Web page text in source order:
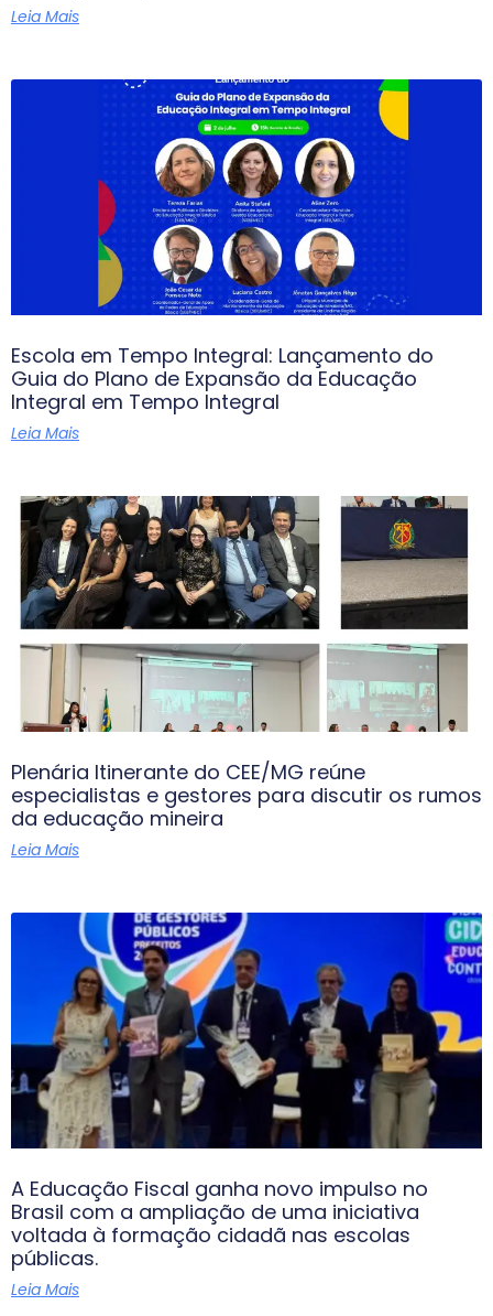
Leia Mais
Escola em Tempo Integral: Lançamento do
Guia do Plano de Expansão da Educação
Integral em Tempo Integral
Leia Mais
Plenária Itinerante do CEE/MG reúne
especialistas e gestores para discutir os rumos
da educação mineira
Leia Mais
A Educação Fiscal ganha novo impulso no
Brasil com a ampliação de uma iniciativa
voltada à formação cidadã nas escolas
públicas.
Leia Mais